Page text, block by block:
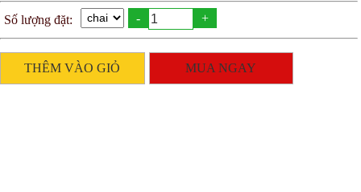
Số lượng đặt: - +
THÊM VÀO GIỎ MUA NGAY